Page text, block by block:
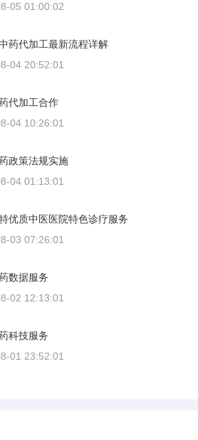
05 01:00:02
药代加工最新流程详解
04 20:52:01
代加工合作
04 10:26:01
政策法规实施
04 01:13:01
优质中医医院特色诊疗服务
03 07:26:01
数据服务
02 12:13:01
科技服务
01 23:52:01